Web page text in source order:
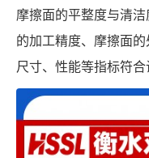
摩擦面的平整度与清
的加工精度、摩擦面
尺寸、性能等指标符合